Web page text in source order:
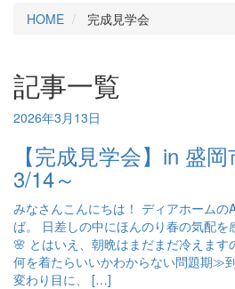
HOME 完成見学会
記事一覧
2026年3月13日
【完成見学会】in 盛
3/14～
みなさんこんにちは！ ディアホームの
ば。 日差しの中にほんのり春の気配を
🌸 とはいえ、朝晩はまだまだ冷えま
何を着たらいいかわからない問題期≫
変わり目に、 […]